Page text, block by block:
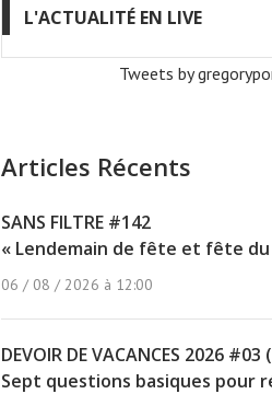
L'ACTUALITÉ EN LIVE
Tweets by
Articles Récents
SANS FILTRE #142
« Lendemain de fête et fête du
06 / 08 / 2026 à 12:00
DEVOIR DE VACANCES 2026
Sept questions basiques pour